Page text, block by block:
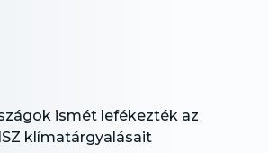
ismét lefékezték az
klímatárgyalásait